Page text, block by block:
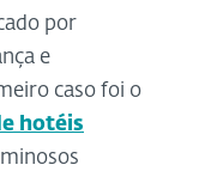
por
e
caso foi o
hotéis